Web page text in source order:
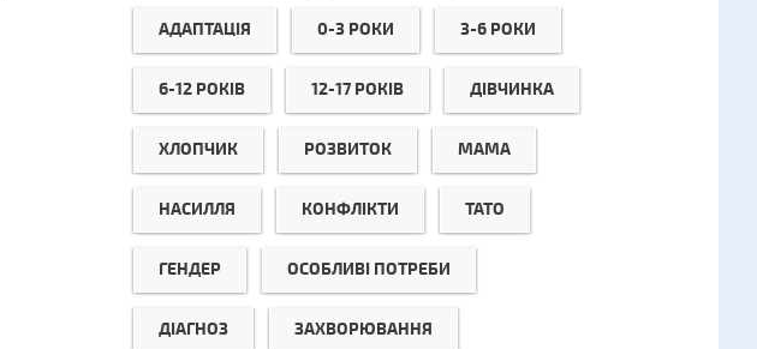
АДАПТАЦІЯ 0-3 РОКИ 3-6 РОКИ
6-12 РОКІВ 12-17 РОКІВ ДІВЧИНКА
ХЛОПЧИК РОЗВИТОК МАМА
НАСИЛЛЯ КОНФЛІКТИ ТАТО
ГЕНДЕР ОСОБЛИВІ ПОТРЕБИ
ДІАГНОЗ ЗАХВОРЮВАННЯ